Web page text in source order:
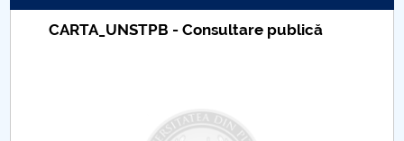
ADMITERE dosar LL, LMA, IST, TEO
ADMITERE LICENȚĂ SESIUNEA II
Taxe de școlarizare indexate – Centrul